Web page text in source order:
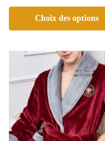
75,90€
90,90€
Choix des options
Ce
plusieurs
Les
options
peuvent
être
choisies